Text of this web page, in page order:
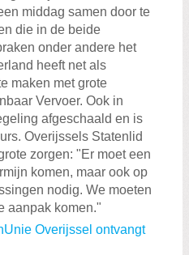
middag samen door te
die in de beide
onder andere het
heeft net als
maken met grote
Vervoer. Ook in
afgeschaald en is
Overijssels Statenlid
zorgen: "Er moet een
komen, maar ook op
nodig. We moeten
aanpak komen."
Overijssel ontvangt